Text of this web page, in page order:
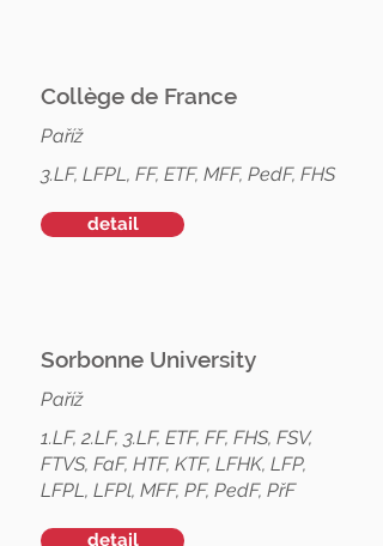
Collège de France
Paříž
3.LF, LFPL, FF, ETF, MFF, PedF, FHS
detail
Sorbonne University
Paříž
1.LF, 2.LF, 3.LF, ETF, FF, FHS, FSV,
FTVS, FaF, HTF, KTF, LFHK, LFP,
LFPL, LFPl, MFF, PF, PedF, PřF
detail